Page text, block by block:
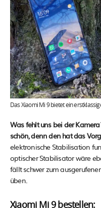
Das Xiaomi Mi 9 bietet ein
Was fehlt uns bei der
schön, denn den hat das
elektronische Stabilisation
optischer Stabilisator wäre
fällt schwer zum
üben.
Xiaomi Mi 9 bestellen: